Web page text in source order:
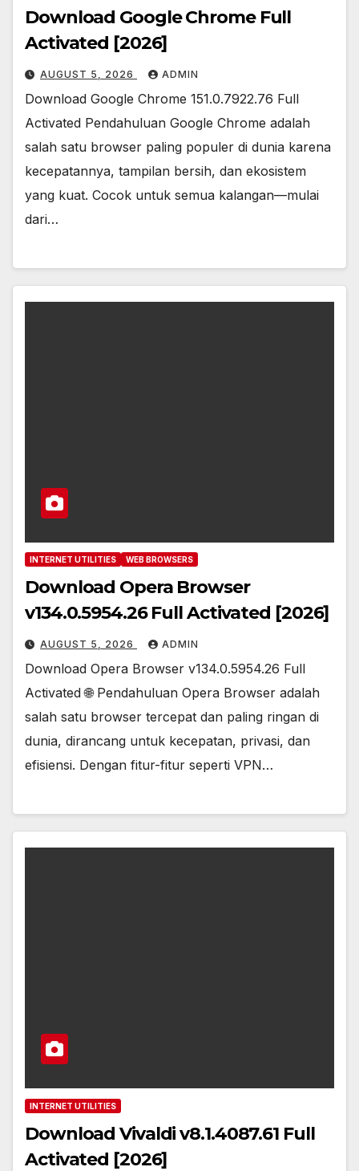
Download Google Chrome Full
Activated [2026]
AUGUST 5, 2026 ADMIN
Download Google Chrome 151.0.7922.76 Full
Activated Pendahuluan Google Chrome adalah
salah satu browser paling populer di dunia karena
kecepatannya, tampilan bersih, dan ekosistem
yang kuat. Cocok untuk semua kalangan—mulai
dari…
INTERNET UTILITIES WEB BROWSERS
Download Opera Browser
v134.0.5954.26 Full Activated [2026]
AUGUST 5, 2026 ADMIN
Download Opera Browser v134.0.5954.26 Full
Activated 🌐 Pendahuluan Opera Browser adalah
salah satu browser tercepat dan paling ringan di
dunia, dirancang untuk kecepatan, privasi, dan
efisiensi. Dengan fitur-fitur seperti VPN…
INTERNET UTILITIES
Download Vivaldi v8.1.4087.61 Full
Activated [2026]